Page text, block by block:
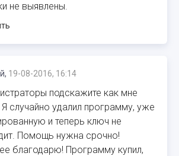
не выявлены.
19-08-2016, 16:14
подскажите как мне
случайно удалил программу, уже
и теперь ключ не
Помощь нужна срочно!
благодарю! Программу купил,